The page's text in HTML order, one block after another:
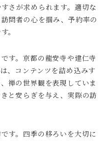
さが求められます。適切な
問者の心を掴み、予約率の
。
す。京都の龍安寺や建仁寺
、コンテンツを詰め込みす
禅の世界観を表現していま
と安らぎを与え、実際の訪
す。四季の移ろいを大切に